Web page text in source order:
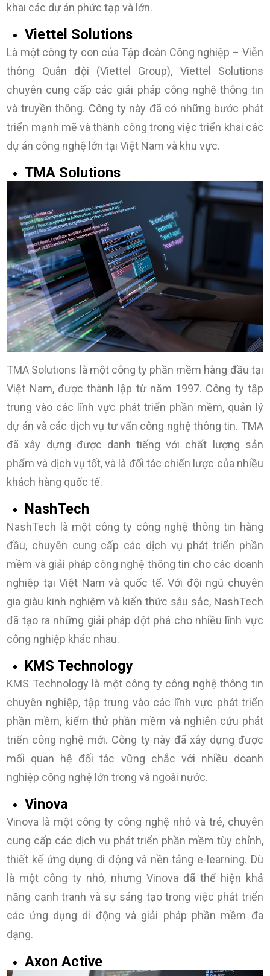
khai các dự án phức tạp và lớn.
Viettel Solutions
Là một công ty con của Tập đoàn Công nghiệp – Viễn
thông Quân đội (Viettel Group), Viettel Solutions
chuyên cung cấp các giải pháp công nghệ thông tin
và truyền thông. Công ty này đã có những bước phát
triển mạnh mẽ và thành công trong việc triển khai các
dự án công nghệ lớn tại Việt Nam và khu vực.
TMA Solutions
TMA Solutions là một công ty phần mềm hàng đầu tại
Việt Nam, được thành lập từ năm 1997. Công ty tập
trung vào các lĩnh vực phát triển phần mềm, quản lý
dự án và các dịch vụ tư vấn công nghệ thông tin. TMA
đã xây dựng được danh tiếng với chất lượng sản
phẩm và dịch vụ tốt, và là đối tác chiến lược của nhiều
khách hàng quốc tế.
NashTech
NashTech là một công ty công nghệ thông tin hàng
đầu, chuyên cung cấp các dịch vụ phát triển phần
mềm và giải pháp công nghệ thông tin cho các doanh
nghiệp tại Việt Nam và quốc tế. Với đội ngũ chuyên
gia giàu kinh nghiệm và kiến thức sâu sắc, NashTech
đã tạo ra những giải pháp đột phá cho nhiều lĩnh vực
công nghiệp khác nhau.
KMS Technology
KMS Technology là một công ty công nghệ thông tin
chuyên nghiệp, tập trung vào các lĩnh vực phát triển
phần mềm, kiểm thử phần mềm và nghiên cứu phát
triển công nghệ mới. Công ty này đã xây dựng được
mối quan hệ đối tác vững chắc với nhiều doanh
nghiệp công nghệ lớn trong và ngoài nước.
Vinova
Vinova là một công ty công nghệ nhỏ và trẻ, chuyên
cung cấp các dịch vụ phát triển phần mềm tùy chỉnh,
thiết kế ứng dụng di động và nền tảng e-learning. Dù
là một công ty nhỏ, nhưng Vinova đã thể hiện khả
năng cạnh tranh và sự sáng tạo trong việc phát triển
các ứng dụng di động và giải pháp phần mềm đa
dạng.
Axon Active